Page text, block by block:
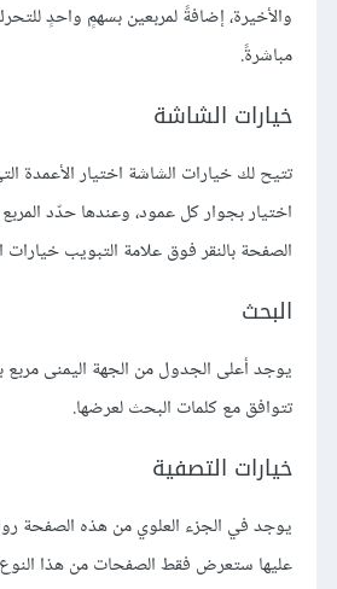
والأخيرة، إضافةً لمربعين بسهمٍ واحدٍ
مباشرةً.
خيارات الشاشة
تتيح لك خيارات الشاشة اختيار الأعمدة
اختيار بجوار كل عمود، وعندها حدّد
الصفحة بالنقر فوق علامة التبويب
البحث
يوجد أعلى الجدول من الجهة اليمنى
تتوافق مع كلمات البحث لعرضها.
خيارات التصفية
يوجد في الجزء العلوي من هذه الصفحة
عليها ستعرض فقط الصفحات من هذا